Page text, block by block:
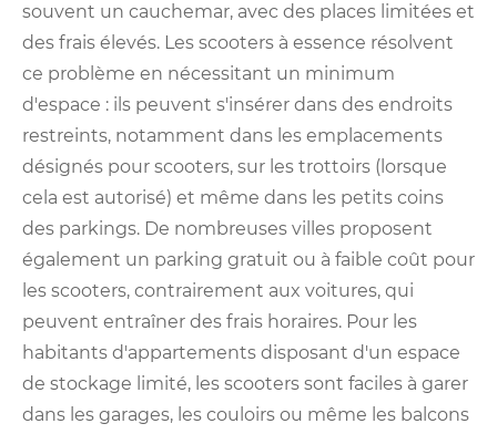
souvent un cauchemar, avec des places limitées et
des frais élevés. Les scooters à essence résolvent
ce problème en nécessitant un minimum
d'espace : ils peuvent s'insérer dans des endroits
restreints, notamment dans les emplacements
désignés pour scooters, sur les trottoirs (lorsque
cela est autorisé) et même dans les petits coins
des parkings. De nombreuses villes proposent
également un parking gratuit ou à faible coût pour
les scooters, contrairement aux voitures, qui
peuvent entraîner des frais horaires. Pour les
habitants d'appartements disposant d'un espace
de stockage limité, les scooters sont faciles à garer
dans les garages, les couloirs ou même les balcons